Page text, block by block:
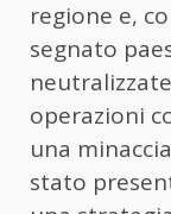
regione e,
segnato
operazioni
una
stato